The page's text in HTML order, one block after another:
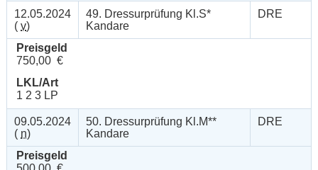
12.05.2024
( v)
49. Dressurprüfung Kl.S*
Kandare
DRE
Preisgeld
750,00 €
LKL/Art
1 2 3 LP
09.05.2024
( n)
50. Dressurprüfung Kl.M**
Kandare
DRE
Preisgeld